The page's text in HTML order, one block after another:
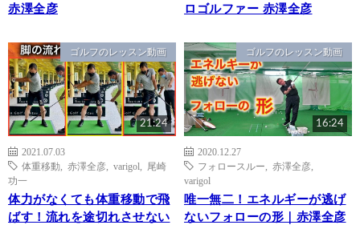
赤澤全彦
ロゴルファー 赤澤全彦
ゴルフのレッスン動画
21:24
2021.07.03
体重移動
赤澤全彦 varigol
尾崎
功一
体力がなくても体重移動で飛
ばす！流れを途切れさせない
ゴルフのレッスン動画
16:24
2020.12.27
フォロースルー
赤澤全彦
varigol
唯一無二！エネルギーが逃げ
ないフォローの形｜赤澤全彦